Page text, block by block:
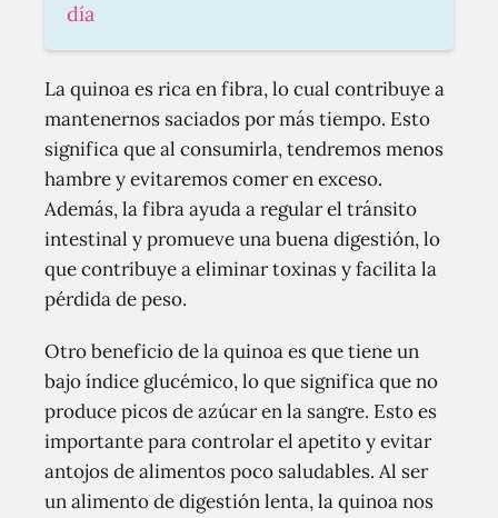
día
La quinoa es rica en fibra, lo cual contribuye a
mantenernos saciados por más tiempo. Esto
significa que al consumirla, tendremos menos
hambre y evitaremos comer en exceso.
Además, la fibra ayuda a regular el tránsito
intestinal y promueve una buena digestión, lo
que contribuye a eliminar toxinas y facilita la
pérdida de peso.
Otro beneficio de la quinoa es que tiene un
bajo índice glucémico, lo que significa que no
produce picos de azúcar en la sangre. Esto es
importante para controlar el apetito y evitar
antojos de alimentos poco saludables. Al ser
un alimento de digestión lenta, la quinoa nos